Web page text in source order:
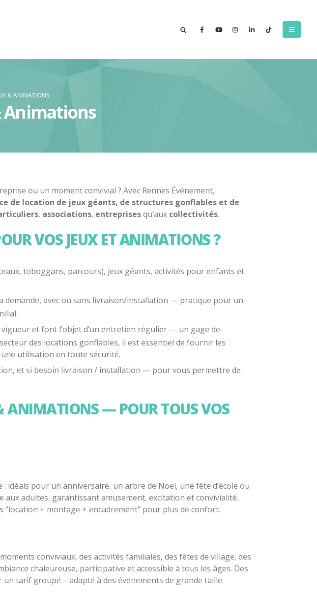
& ANIMATIONS
Animations
ou un moment convivial ? Avec Rennes Événement,
de location de jeux géants, de structures gonflables et de
, associations, entreprisesqu’aux collectivités.
VOS JEUX ET ANIMATIONS ?
toboggans, parcours), jeux géants, activités pour enfants et
demande, avec ou sans livraison/installation — pratique pour un
et font l’objet d’un entretien régulier — un gage de
des locations gonflables, il est essentiel de fournir les
utilisation en toute sécurité.
et si besoin livraison / installation — pour vous permettre de
ANIMATIONS — POUR TOUS VOS
idéals pour un anniversaire, un arbre de Noël, une fête d’école ou
adultes, garantissant amusement, excitation et convivialité.
+ montage + encadrement” pour plus de confort.
conviviaux, des activités familiales, des fêtes de village, des
chaleureuse, participative et accessible à tous les âges. Des
tarif groupé – adapté à des événements de grande taille.